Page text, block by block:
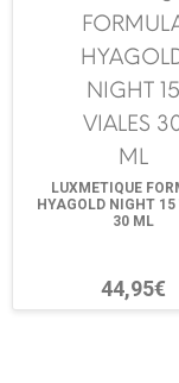
LUXMETIQUE
HYAGOLD NIGHT
30 ML
44,95€